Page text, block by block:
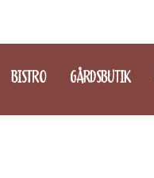
BISTRO GÅRDSBUTIK